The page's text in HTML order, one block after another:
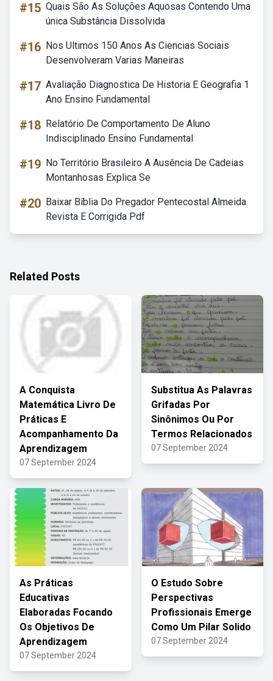
#15 Quais São As Soluções Aquosas Contendo Uma
única Substância Dissolvida
#16 Nos Ultimos 150 Anos As Ciencias Sociais
Desenvolveram Varias Maneiras
#17 Avaliação Diagnostica De Historia E Geografia 1
Ano Ensino Fundamental
#18 Relatório De Comportamento De Aluno
Indisciplinado Ensino Fundamental
#19 No Território Brasileiro A Ausência De Cadeias
Montanhosas Explica Se
#20 Baixar Bíblia Do Pregador Pentecostal Almeida
Revista E Corrigida Pdf
Related Posts
A Conquista
Matemática Livro De
Práticas E
Acompanhamento Da
Aprendizagem
07 September 2024
Substitua As Palavras
Grifadas Por
Sinônimos Ou Por
Termos Relacionados
07 September 2024
As Práticas
Educativas
Elaboradas Focando
Os Objetivos De
Aprendizagem
07 September 2024
O Estudo Sobre
Perspectivas
Profissionais Emerge
Como Um Pilar Solido
07 September 2024